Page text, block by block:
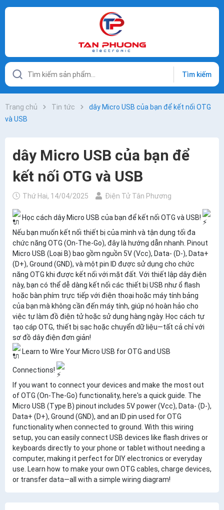
Tìm kiếm
Trang chủ Tin tức
dây Micro USB của bạn để kết nối OTG
và USB
dây Micro USB của bạn để
kết nối OTG và USB
Thứ Hai, 14/04/2025 Điện Tử Tân Phương
Học cách dây Micro USB của bạn để kết nối OTG và USB!
Nếu bạn muốn kết nối thiết bị của mình và tận dụng tối đa
chức năng OTG (On-The-Go), đây là hướng dẫn nhanh. Pinout
Micro USB (Loại B) bao gồm nguồn 5V (Vcc), Data- (D-), Data+
(D+), Ground (GND), và một pin ID được sử dụng cho chức
năng OTG khi được kết nối với mặt đất. Với thiết lập dây điện
này, bạn có thể dễ dàng kết nối các thiết bị USB như ổ flash
hoặc bàn phím trực tiếp với điện thoại hoặc máy tính bảng
của bạn mà không cần đến máy tính, giúp nó hoàn hảo cho
việc tự làm đồ điện tử hoặc sử dụng hàng ngày. Học cách tự
tạo cáp OTG, thiết bị sạc hoặc chuyển dữ liệu—tất cả chỉ với
sơ đồ dây điện đơn giản!
Learn to Wire Your Micro USB for OTG and USB
Connections!
If you want to connect your devices and make the most out
of OTG (On-The-Go) functionality, here's a quick guide. The
Micro USB (Type B) pinout includes 5V power (Vcc), Data- (D-),
Data+ (D+), Ground (GND), and an ID pin used for OTG
functionality when connected to ground. With this wiring
setup, you can easily connect USB devices like flash drives or
keyboards directly to your phone or tablet without needing a
computer, making it perfect for DIY electronics or everyday
use. Learn how to make your own OTG cables, charge devices,
or transfer data—all with a simple wiring diagram!